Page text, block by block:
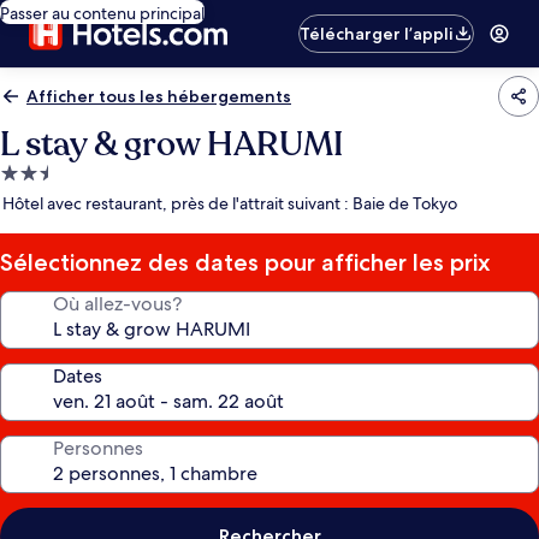
Passer au contenu principal
Télécharger l’appli
Afficher tous les hébergements
L stay & grow HARUMI
Hébergement
2.5 étoiles
Hôtel avec restaurant, près de l'attrait suivant : Baie de Tokyo
Sélectionnez des dates pour afficher les prix
Où allez-vous?
Dates
Personnes